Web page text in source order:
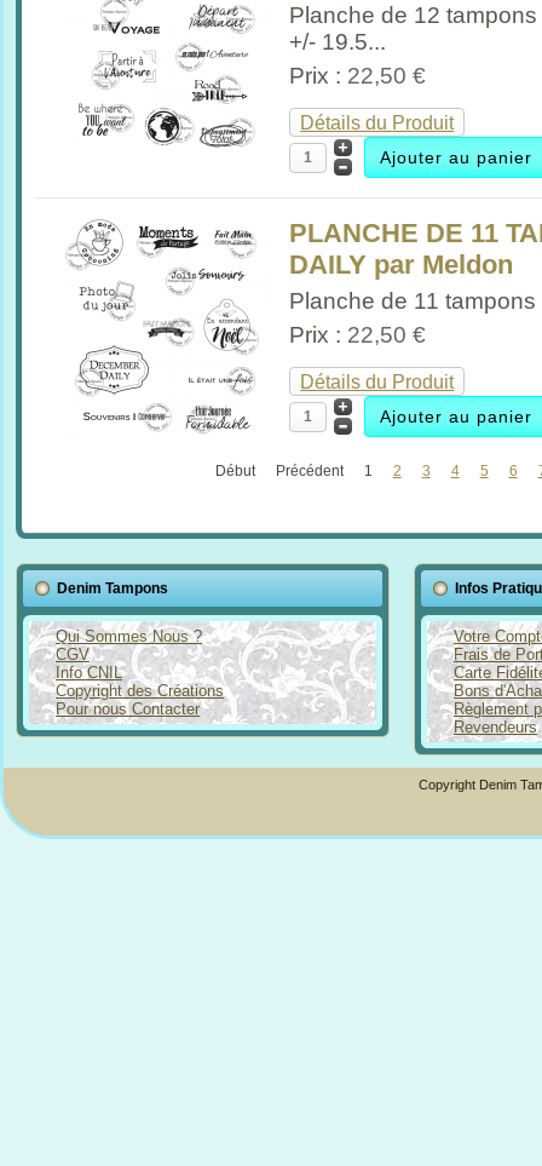
Planche de 12 tampons
+/- 19.5...
Prix : 22,50 €
Détails du Produit
PLANCHE DE 11
DAILY par Meldon
Planche de 11
Prix : 22,50 €
Détails du Produit
Début Précédent 1 2 3 4 5 6
Denim Tampons
Qui Sommes Nous ?
CGV
Info CNIL
Copyright des Créations
Pour nous Contacter
Infos
Votre
Frais de
Carte
Bons
Règlement
Revendeurs
Copyright Denim